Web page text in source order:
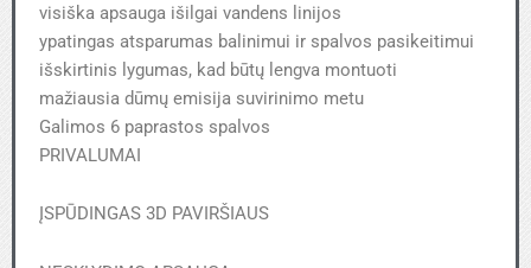
visiška apsauga išilgai vandens linijos
ypatingas atsparumas balinimui ir spalvos pasikeitimui
išskirtinis lygumas, kad būtų lengva montuoti
mažiausia dūmų emisija suvirinimo metu
Galimos 6 paprastos spalvos
PRIVALUMAI
ĮSPŪDINGAS 3D PAVIRŠIAUS